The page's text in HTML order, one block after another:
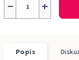
+
−
Popis